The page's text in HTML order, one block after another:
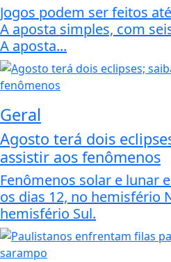
Jogos podem ser feitos
A aposta simples, com
A aposta...
Geral
Agosto terá dois
assistir aos fenômenos
Fenômenos solar e lunar
os dias 12, no hemisfério
hemisfério Sul.